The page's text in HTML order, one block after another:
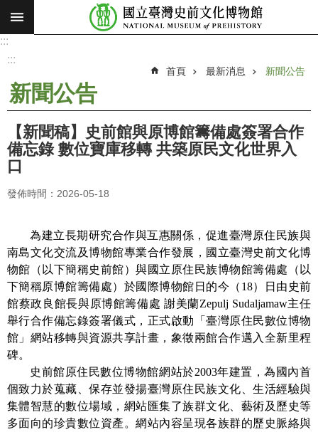
跳到主要內容區塊
搜
願
景
使
命
新
參
觀
展
覽
學
習
索
認
:::
:::
首頁 最新消息 新聞公告
新聞公告
【新聞稿】史前館與原博館籌備處簽署合作
備忘錄 數位寶庫移轉 共築原民文化世界入
口
發佈時間：2026-05-18
為建立長期研究合作與互惠關係，促進臺灣原住民族與
南島文化交流及博物館專業合作發展，國立臺灣史前文化博
物館（以下簡稱史前館）與國立原住民族博物館籌備處（以
下簡稱原博館籌備處）於國際博物館日的今（18）日由史前
館蔡政良館長與原博館籌備處 謝美蘭Zepulj Sudaljamaw主任
舉行合作備忘錄簽署儀式，正式啟動「臺灣原住民數位博物
館」網站移轉與資源共享計畫，象徵兩館合作邁入全新里程
碑。
史前館原住民數位博物館網站於2003年建置，為國內首
個致力於蒐藏、保存並發揚臺灣原住民族文化、生活經驗與
集體智慧的數位場域，網站匯集了族群文化、藝術及歷史等
多面向的珍貴數位資產。網站內容呈現各族群的歷史脈絡與